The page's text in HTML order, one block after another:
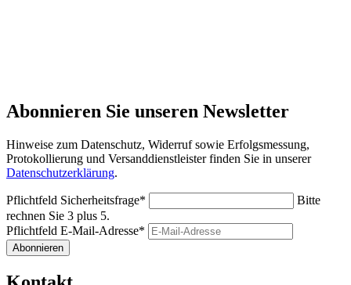
Abonnieren Sie unseren Newsletter
Hinweise zum Datenschutz, Widerruf sowie Erfolgsmessung,
Protokollierung und Versanddienstleister finden Sie in unserer
Datenschutzerklärung.
Pflichtfeld Sicherheitsfrage*
Bitte
rechnen Sie 3 plus 5.
Pflichtfeld E-Mail-Adresse*
Abonnieren